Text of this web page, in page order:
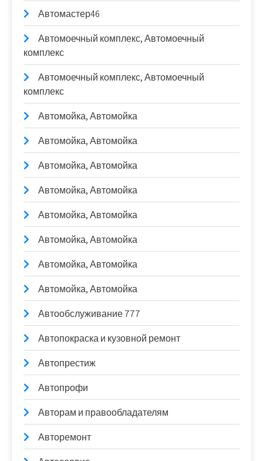
Автомастер46
Автомоечный комплекс, Автомоечный
комплекс
Автомоечный комплекс, Автомоечный
комплекс
Автомойка, Автомойка
Автомойка, Автомойка
Автомойка, Автомойка
Автомойка, Автомойка
Автомойка, Автомойка
Автомойка, Автомойка
Автомойка, Автомойка
Автомойка, Автомойка
Автообслуживание 777
Автопокраска и кузовной ремонт
Автопрестиж
Автопрофи
Авторам и правообладателям
Авторемонт